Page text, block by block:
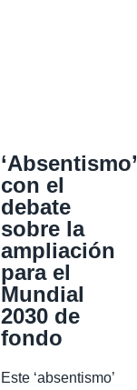
‘Absentismo’
con el
debate
sobre la
ampliación
para el
Mundial
2030 de
fondo
Este ‘absentismo’